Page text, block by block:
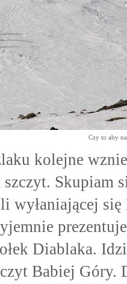
Czy to aby
kolejne
Skupiam
wyłaniającej
Diablaka.
Babiej